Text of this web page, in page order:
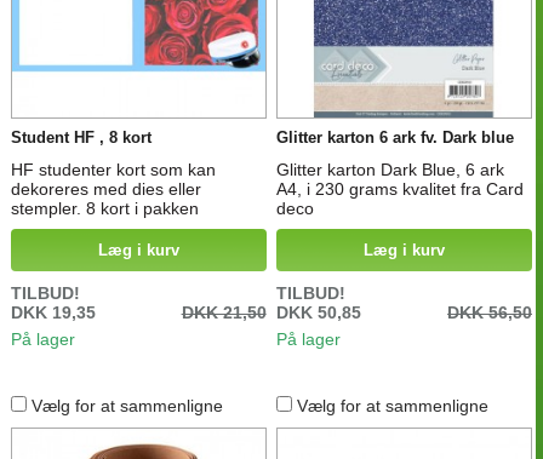
Student HF , 8 kort
HF studenter kort som kan
dekoreres med dies eller
stempler. 8 kort i pakken
Læg i kurv
TILBUD!
DKK 19,35
DKK 21,50
På lager
Glitter karton 6 ark fv. Dark blue
Glitter karton Dark Blue, 6 ark
A4, i 230 grams kvalitet fra Card
deco
Læg i kurv
TILBUD!
DKK 50,85
DKK 56,50
På lager
Vælg for at sammenligne Vælg for at sammenligne